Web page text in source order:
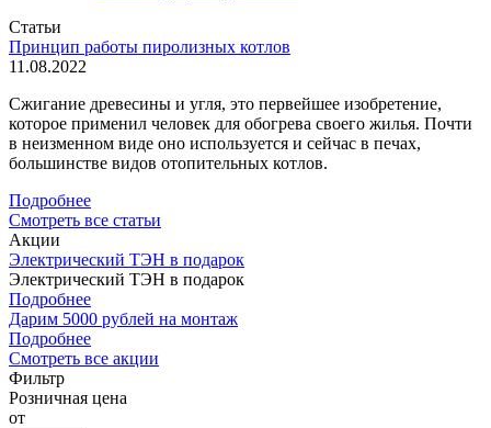
Статьи
Принцип работы пиролизных котлов
11.08.2022
Сжигание древесины и угля, это первейшее изобретение,
которое применил человек для обогрева своего жилья. Почти
в неизменном виде оно используется и сейчас в печах,
большинстве видов отопительных котлов.
Подробнее
Смотреть все статьи
Акции
Электрический ТЭН в подарок
Электрический ТЭН в подарок
Подробнее
Дарим 5000 рублей на монтаж
Подробнее
Смотреть все акции
Фильтр
Розничная цена
от